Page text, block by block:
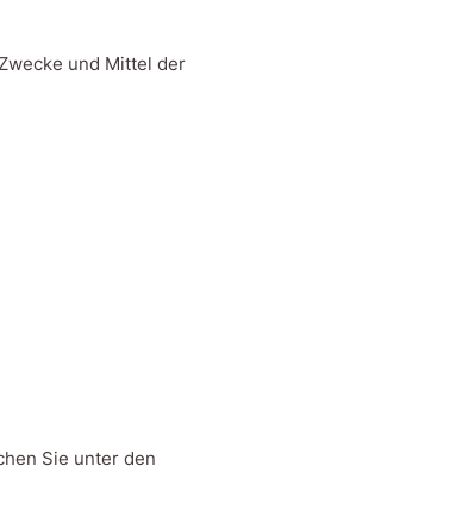
und Mittel der
Sie unter den